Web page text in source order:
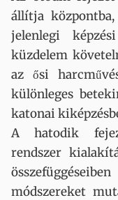
állítja
jelenlegi
küzdelem
az ősi
különleges
katonai
A hatodik
rendszer
módszereket